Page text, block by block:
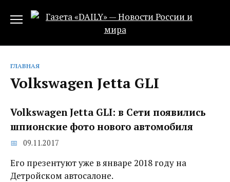
ГЛАВНАЯ
Volkswagen Jetta GLI
Volkswagen Jetta GLI: в Сети появились
шпионские фото нового автомобиля
09.11.2017
Его презентуют уже в январе 2018 году на
Детройском автосалоне.